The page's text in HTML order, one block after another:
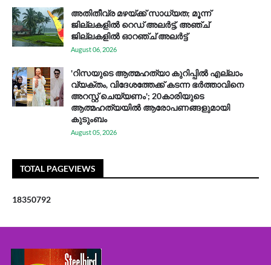
അതിതീവ്ര മഴയ്ക്ക് സാധ്യത; മൂന്ന്
ജില്ലകളിൽ റെഡ് അലർട്ട്, അഞ്ച്
ജില്ലകളിൽ ഓറഞ്ച് അലർട്ട്
August 06, 2026
'റിസയുടെ ആത്മഹത്യാ കുറിപ്പിൽ എല്ലാം
വ്യക്തം, വിദേശത്തേക്ക് കടന്ന ഭർത്താവിനെ
അറസ്റ്റ് ചെയ്യണം'; 20കാരിയുടെ
ആത്മഹത്യയിൽ ആരോപണങ്ങളുമായി
കുടുംബം
August 05, 2026
TOTAL PAGEVIEWS
18350792